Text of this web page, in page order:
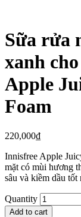
Sữa rửa
xanh
Apple
Foam
220,000₫
Innisfree Apple
mặt có mùi hương
sâu và kiềm dầu
Quantity
Add to cart